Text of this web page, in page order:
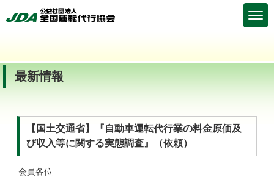
最新情報
【国土交通省】『自動車運転代行業の料金原価及
び収入等に関する実態調査』（依頼）
会員各位